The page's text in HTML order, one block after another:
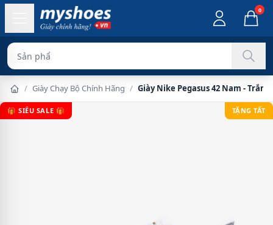
0
Sản phẩm chính hãn
/ Giày Chạy Bộ Chính Hãng / Giày Nike Pegasus 42 Nam -
🎁 SIÊU SALE 🎁 TẶNG TẤT